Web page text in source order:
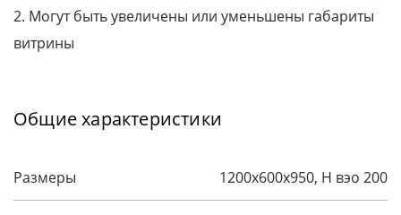
2. Могут быть увеличены или уменьшены габариты
витрины
Общие характеристики
Размеры 1200x600x950, H вэо 200